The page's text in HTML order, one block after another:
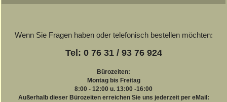
Wenn Sie Fragen haben oder telefonisch bestellen möchten:
Tel: 0 76 31 / 93 76 924
Bürozeiten:
Montag bis Freitag
8:00 - 12:00 u. 13:00 -16:00
Außerhalb dieser Bürozeiten erreichen Sie uns jederzeit per eMail: